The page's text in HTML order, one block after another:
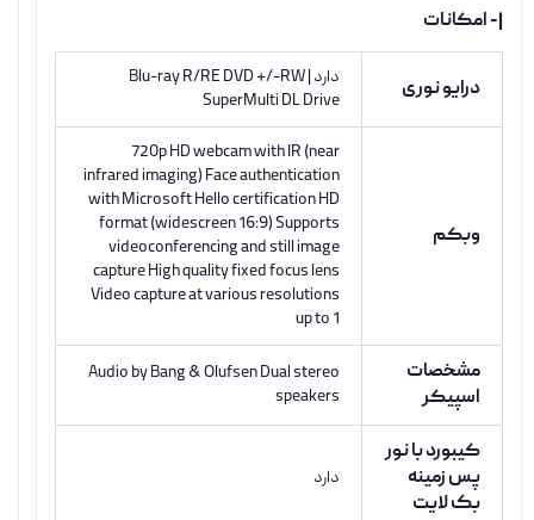
|- امکانات
درایو نوری
دارد | Blu-ray R/RE DVD +/-RW
SuperMulti DL Drive
وبکم
720p HD webcam with IR (near
infrared imaging) Face authentication
with Microsoft Hello certification HD
format (widescreen 16:9) Supports
videoconferencing and still image
capture High quality fixed focus lens
Video capture at various resolutions
up to 1
مشخصات
اسپیکر
Audio by Bang & Olufsen Dual stereo
speakers
کیبورد با نور
پس زمینه
بک لایت
دارد